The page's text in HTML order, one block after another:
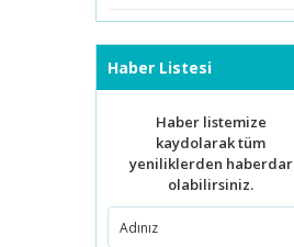
Haber Listesi
Haber listemize
kaydolarak tüm
yeniliklerden haberdar
olabilirsiniz.